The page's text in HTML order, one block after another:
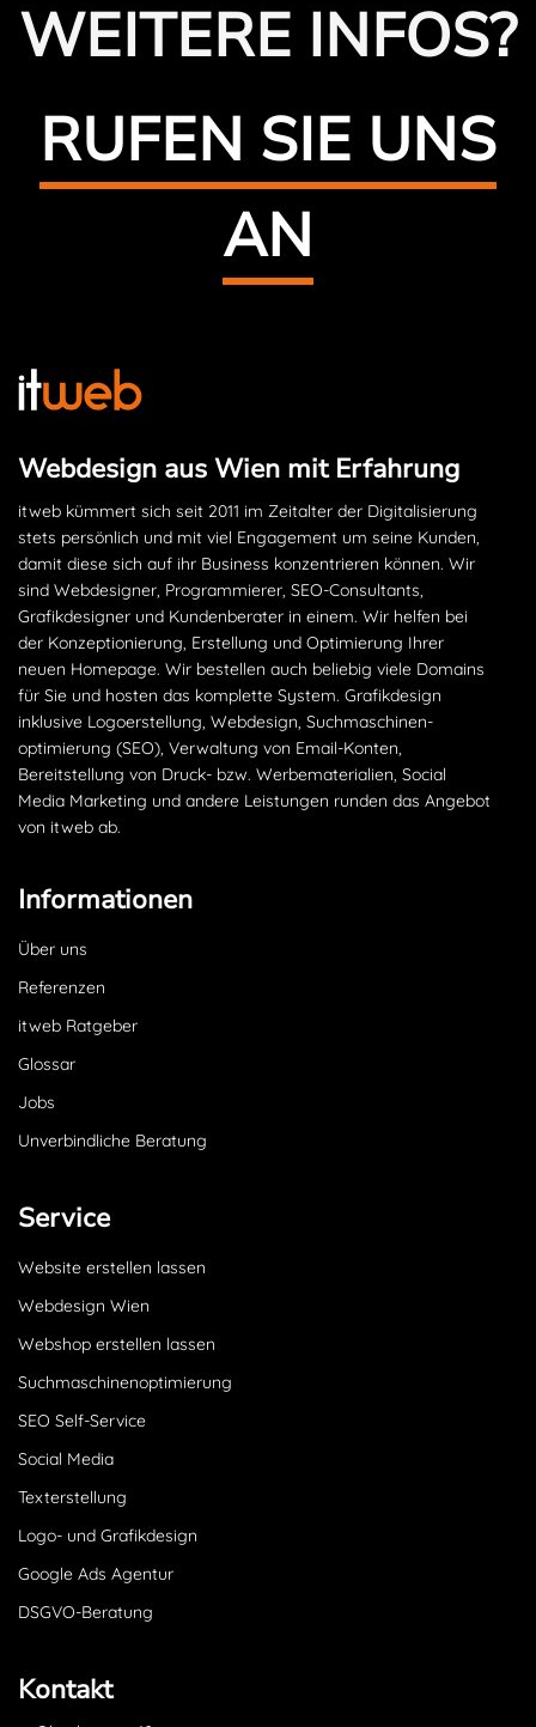
WEITERE INFOS?
RUFEN SIE UNS
AN
Webdesign aus Wien mit Erfahrung
itweb kümmert sich seit 2011 im Zeitalter der Digitalisierung
stets persönlich und mit viel Engagement um seine Kunden,
damit diese sich auf ihr Business konzentrieren können. Wir
sind Webdesigner, Programmierer, SEO-Consultants,
Grafikdesigner und Kundenberater in einem. Wir helfen bei
der Konzeptionierung, Erstellung und Optimierung Ihrer
neuen Homepage. Wir bestellen auch beliebig viele Domains
für Sie und hosten das komplette System. Grafikdesign
inklusive Logoerstellung, Webdesign, Suchmaschinen­
optimierung (SEO), Verwaltung von Email-Konten,
Bereitstellung von Druck- bzw. Werbematerialien, Social
Media Marketing und andere Leistungen runden das Angebot
von itweb ab.
Informationen
Über uns
Referenzen
itweb Ratgeber
Glossar
Jobs
Unverbindliche Beratung
Service
Website erstellen lassen
Webdesign Wien
Webshop erstellen lassen
Suchmaschinenoptimierung
SEO Self-Service
Social Media
Texterstellung
Logo- und Grafikdesign
Google Ads Agentur
DSGVO-Beratung
Kontakt